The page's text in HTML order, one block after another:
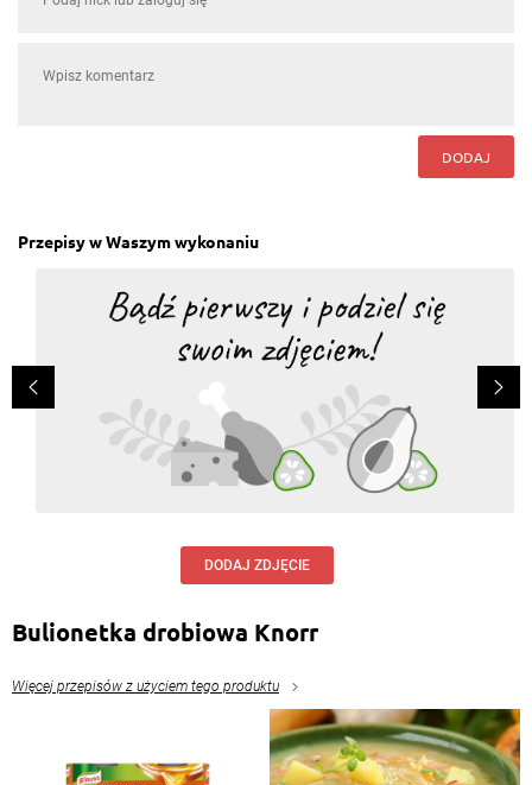
DODAJ
Przepisy w Waszym wykonaniu
DODAJ ZDJĘCIE
Bulionetka drobiowa Knorr
Więcej przepisów z użyciem tego produktu